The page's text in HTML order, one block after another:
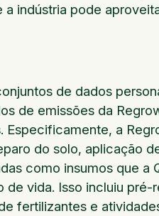
a indústria pode
de dados
de emissões da
Especificamente, a
do solo, aplicação
como insumos que a
de vida. Isso incluiu
fertilizantes e